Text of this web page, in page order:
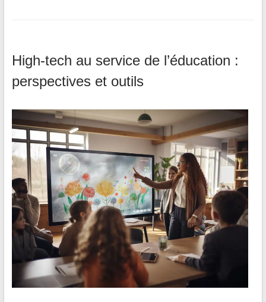
High-tech au service de l’éducation :
perspectives et outils